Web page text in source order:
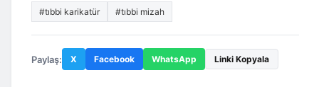
#tıbbi karikatür #tıbbi mizah
Paylaş: X Facebook WhatsApp Linki Kopyala